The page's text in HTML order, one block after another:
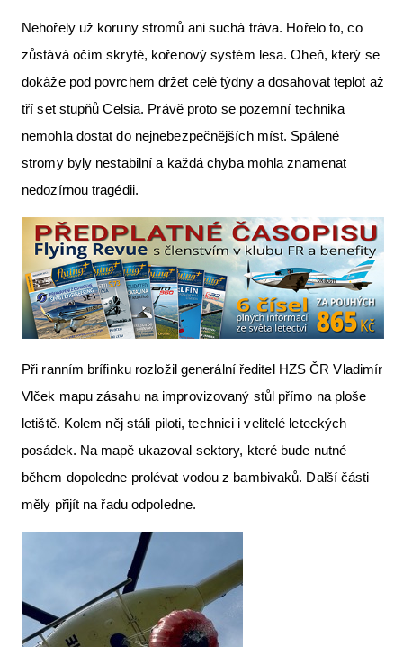
Nehořely už koruny stromů ani suchá tráva. Hořelo to, co
zůstává očím skryté, kořenový systém lesa. Oheň, který se
dokáže pod povrchem držet celé týdny a dosahovat teplot až
tří set stupňů Celsia. Právě proto se pozemní technika
nemohla dostat do nejnebezpečnějších míst. Spálené
stromy byly nestabilní a každá chyba mohla znamenat
nedozírnou tragédii.
Při ranním brífinku rozložil generální ředitel HZS ČR Vladimír
Vlček mapu zásahu na improvizovaný stůl přímo na ploše
letiště. Kolem něj stáli piloti, technici i velitelé leteckých
posádek. Na mapě ukazoval sektory, které bude nutné
během dopoledne prolévat vodou z bambivaků. Další části
měly přijít na řadu odpoledne.